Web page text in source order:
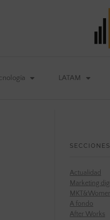
LATAM
Actualidad
Marketing
A fondo
After Works